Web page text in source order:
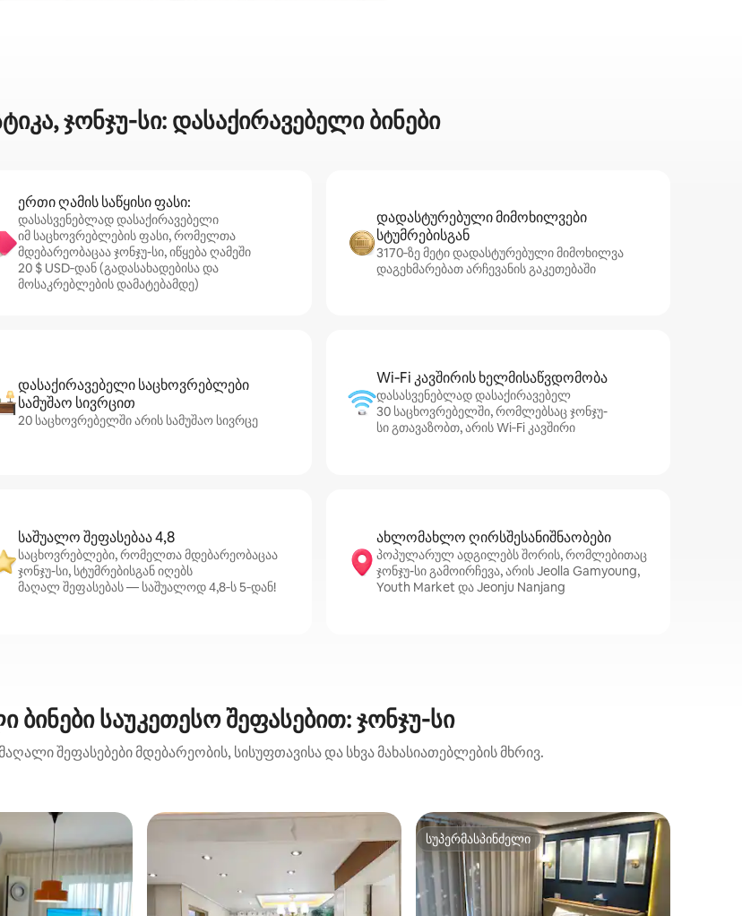
ჯონჯუ-სი: დასაქირავებელი ბინები
ერთი ღამის საწყისი ფასი:
დასასვენებლად დასაქირავებელი
იმ საცხოვრებლების ფასი, რომელთა
მდებარეობაცაა ჯონჯუ-სი, იწყება ღამეში
20 $ USD‑დან (გადასახადებისა და
მოსაკრებლების დამატებამდე)
დადასტურებული მიმოხილვები
სტუმრებისგან
3170‑ზე მეტი დადასტურებული მიმოხილვა
დაგეხმარებათ არჩევანის გაკეთებაში
დასაქირავებელი საცხოვრებლები
სამუშაო სივრცით
20 საცხოვრებელში არის სამუშაო სივრცე
Wi‑Fi კავშირის ხელმისაწვდომობა
დასასვენებლად დასაქირავებელ
30 საცხოვრებელში, რომლებსაც ჯონჯუ-
სი გთავაზობთ, არის Wi‑Fi კავშირი
საშუალო შეფასებაა 4,8
საცხოვრებლები, რომელთა მდებარეობაცაა
ჯონჯუ-სი, სტუმრებისგან იღებს
მაღალ შეფასებას — საშუალოდ 4,8‑ს 5‑დან!
ახლომახლო ღირსშესანიშნაობები
პოპულარულ ადგილებს შორის, რომლებითაც
ჯონჯუ-სი გამოირჩევა, არის Jeolla Gamyoung,
Youth Market და Jeonju Nanjang
ბინები საუკეთესო შეფასებით: ჯონჯუ-სი
შეფასებები მდებარეობის, სისუფთავისა და სხვა მახასიათებლების მხრივ.
სუპერმასპინძელი
სუპერმასპინძელი